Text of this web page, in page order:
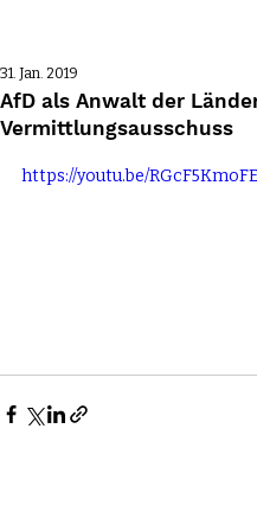
AfD als Anwalt der
Vermittlungsausschuss
31. Jan. 2019
https://youtu.be/